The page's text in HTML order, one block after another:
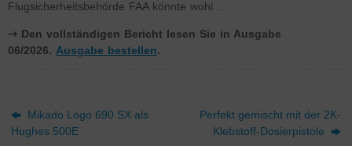
Flugsicherheitsbehörde FAA könnte wohl …
⇢ Den vollständigen Bericht lesen Sie in Ausgabe
06/2026. Ausgabe bestellen.
Mikado Logo 690 SX als
Hughes 500E
Perfekt gemischt mit der 2K-
Klebstoff-Dosierpistole